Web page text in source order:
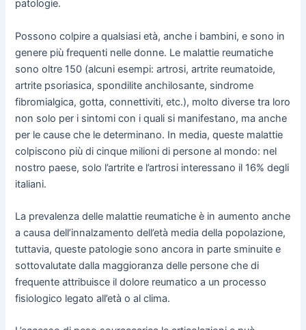
patologie.
Possono colpire a qualsiasi età, anche i bambini, e sono in
genere più frequenti nelle donne. Le malattie reumatiche
sono oltre 150 (alcuni esempi: artrosi, artrite reumatoide,
artrite psoriasica, spondilite anchilosante, sindrome
fibromialgica, gotta, connettiviti, etc.), molto diverse tra loro
non solo per i sintomi con i quali si manifestano, ma anche
per le cause che le determinano. In media, queste malattie
colpiscono più di cinque milioni di persone al mondo: nel
nostro paese, solo l’artrite e l’artrosi interessano il 16% degli
italiani.
La prevalenza delle malattie reumatiche è in aumento anche
a causa dell’innalzamento dell’età media della popolazione,
tuttavia, queste patologie sono ancora in parte sminuite e
sottovalutate dalla maggioranza delle persone che di
frequente attribuisce il dolore reumatico a un processo
fisiologico legato all’età o al clima.